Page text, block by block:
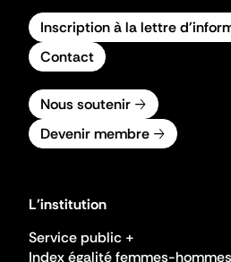
Inscription à la lettre
Contact
Nous soutenir
Devenir membre
L'institution
Service public +
Index égalité femmes-hommes